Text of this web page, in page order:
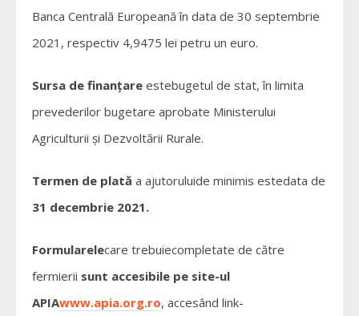
Banca Centrală Europeană în data de 30 septembrie
2021, respectiv 4,9475 lei petru un euro.
Sursa de finanțare estebugetul de stat, în limita
prevederilor bugetare aprobate Ministerului
Agriculturii și Dezvoltării Rurale.
Termen de plată a ajutoruluide minimis estedata de
31 decembrie 2021.
Formularelecare trebuiecompletate de către
fermierii sunt accesibile pe site-ul
APIAwww.apia.org.ro, accesând link-